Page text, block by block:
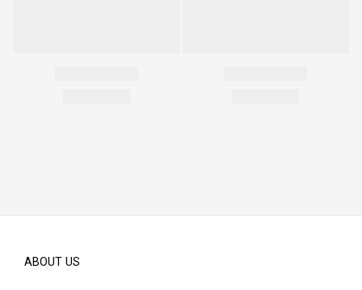
ABOUT US